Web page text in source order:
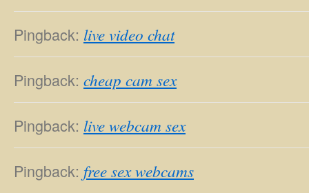
Pingback: live video chat
Pingback: cheap cam sex
Pingback: live webcam sex
Pingback: free sex webcams